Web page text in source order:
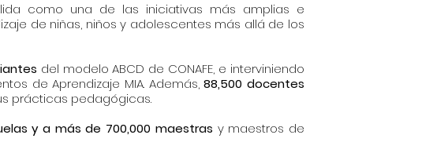
como una de las iniciativas más amplias e
de niñas, niños y adolescentes más allá de los
del modelo ABCD de CONAFE, e interviniendo
de Aprendizaje MIA. Además,88,500 docentes
prácticas pedagógicas.
y a más de 700,000 maestras y maestros de